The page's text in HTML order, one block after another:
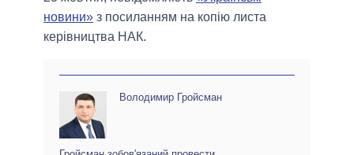
новини» з посиланням на копію листа
керівництва НАК.
Володимир Гройсман